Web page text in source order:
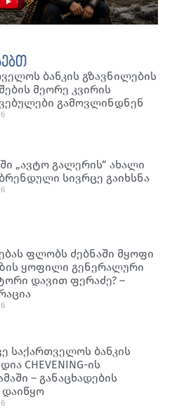
ბანკის გზავნილების
მეორე კვირის
გამოვლინდნენ
„ავტო გალერის“ ახალი
სივრცე გაიხსნა
ფლობს ძებნაში მყოფი
ყოფილი გენერალური
დავით ფერაძე? –
საქართველოს ბანკის
CHEVENING-ის
– განაცხადების
დაიწყო